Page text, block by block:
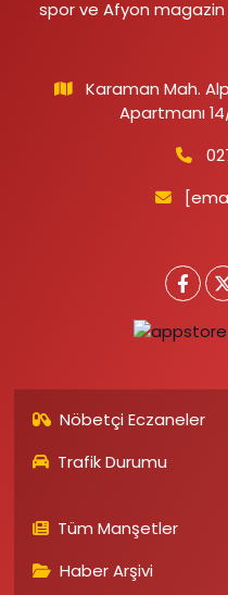
spor ve Afyon
Karaman Mah.
Apartmanı
Nöbetçi Eczaneler
Trafik Durumu
Tüm Manşetler
Haber Arşivi